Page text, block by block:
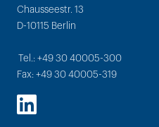
Chausseestr. 13
D-10115 Berlin
Tel.: +49 30 40005-300
Fax: +49 30 40005-319
LinkedIn